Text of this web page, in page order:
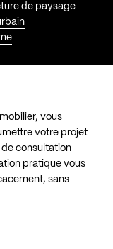
de paysage
vous
votre projet
de consultation
pratique vous
sans